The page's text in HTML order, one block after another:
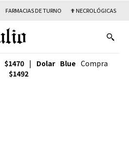
FARMACIAS DE TURNO ✟ NECROLÓGICAS
$1470 | Dolar Blue Compra
$1492